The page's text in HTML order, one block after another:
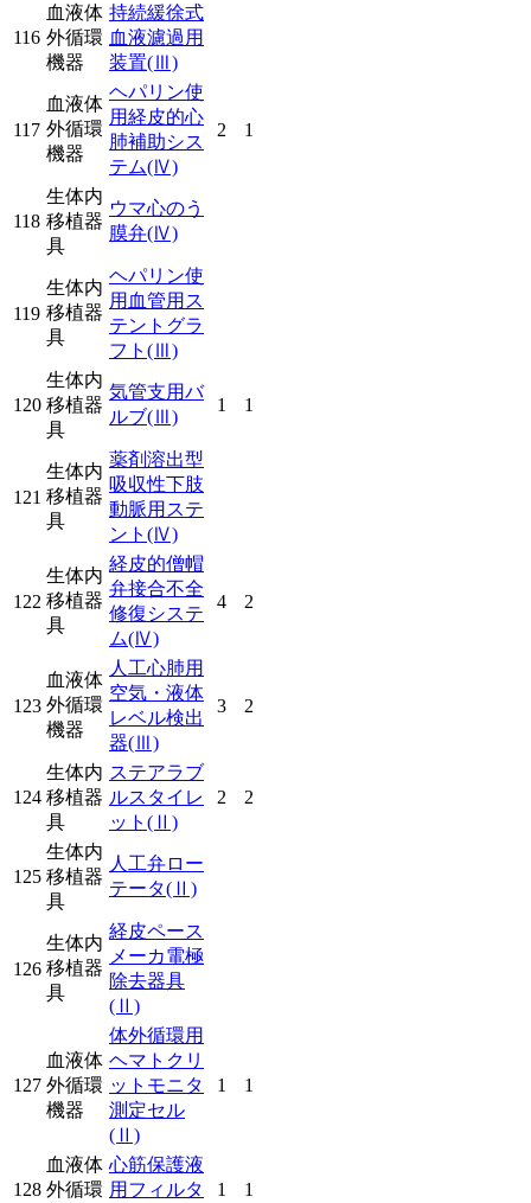
116
血液体
外循環
機器
持続緩徐式
血液濾過用
装置(Ⅲ)
117
血液体
外循環
機器
ヘパリン使
用経皮的心
肺補助シス
テム(Ⅳ)
2 1
118
生体内
移植器
具
ウマ心のう
膜弁(Ⅳ)
119
生体内
移植器
具
ヘパリン使
用血管用ス
テントグラ
フト (Ⅲ)
120
生体内
移植器
具
気管支用バ
ルブ(Ⅲ)
1 1
121
生体内
移植器
具
薬剤溶出型
吸収性下肢
動脈用ステ
ント (Ⅳ)
122
生体内
移植器
具
経皮的僧帽
弁接合不全
修復システ
ム(Ⅳ)
4 2
123
血液体
外循環
機器
人工心肺用
空気・液体
レベル検出
器(Ⅲ)
3 2
124
生体内
移植器
具
ステアラブ
ルスタイレ
ット (Ⅱ)
2 2
125
生体内
移植器
具
人工弁ロー
テータ(Ⅱ)
126
生体内
移植器
具
経皮ペース
メーカ電極
除去器具
(Ⅱ)
127
血液体
外循環
機器
体外循環用
ヘマトクリ
ットモニタ
測定セル
(Ⅱ)
1 1
128
血液体
外循環
心筋保護液
用フィルタ
1 1